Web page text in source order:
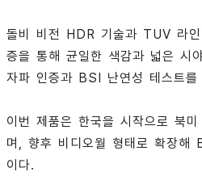
돌비 비전 HDR 기술과 TUV 라인
증을 통해 균일한 색감과 넓은 시
자파 인증과 BSI 난연성 테스트를
이번 제품은 한국을 시작으로 북
며, 향후 비디오월 형태로 확장해
이다.